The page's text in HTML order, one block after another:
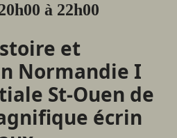
à 22h00
et
Normandie I
St-Ouen de
écrin